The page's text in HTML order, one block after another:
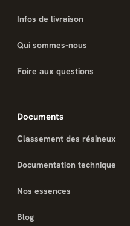
Infos de livraison
Qui sommes-nous
Foire aux questions
Documents
Classement des résineux
Documentation technique
Nos essences
Blog